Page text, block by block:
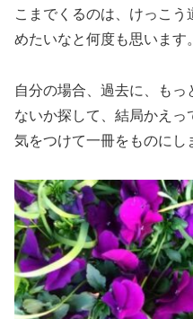
こまでくるのは、けっこ
めたいなと何度も思います。
自分の場合、過去に、も
ないか探して、結局かえっ
気をつけて一冊をものにし